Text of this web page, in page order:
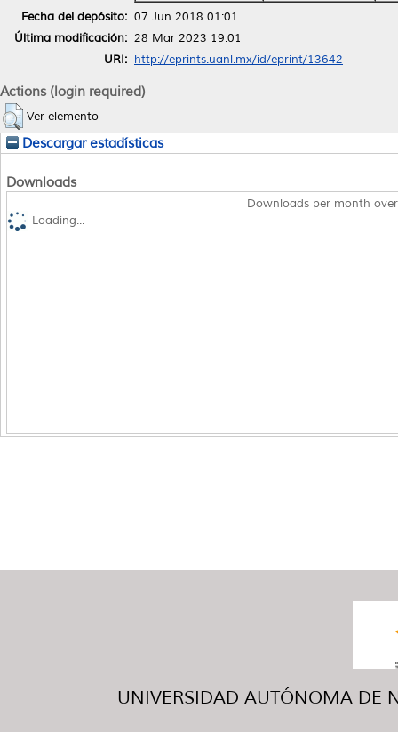
Fecha del depósito: 07 Jun 2018 01:01
Última modificación: 28 Mar 2023 19:01
URI: http://eprints.uanl.mx/id/eprint/13642
Actions (login required)
Ver elemento
Descargar estadísticas
Downloads
Downloads per month
Loading...
UNIVERSIDAD AUTÓNOMA DE